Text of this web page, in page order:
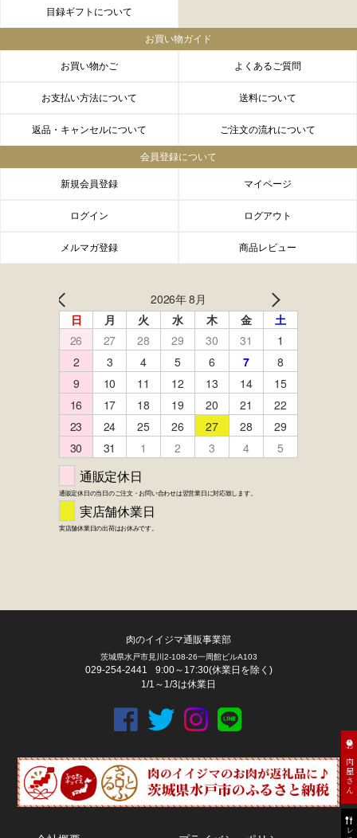
FACEBOOK twitter instagram LINE
お肉屋さん
目録ギフトについて
お買い物ガイド
お買い物かご よくあるご質問
お支払い方法について 送料について
返品・キャンセルについて ご注文の流れについて
会員登録について
新規会員登録 マイページ
ログイン ログアウト
メルマガ登録 商品レビュー
肉のイイジマ通販事業部
茨城県水戸市見川2-108-26一周館ビルA103
029-254-2441
9:00～17:30(休業日を除く)
1/1～1/3は休業日